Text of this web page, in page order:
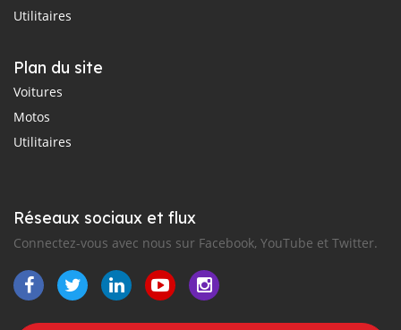
Utilitaires
Plan du site
Voitures
Motos
Utilitaires
Réseaux sociaux et flux
Connectez-vous avec nous sur Facebook, YouTube et Twitter.